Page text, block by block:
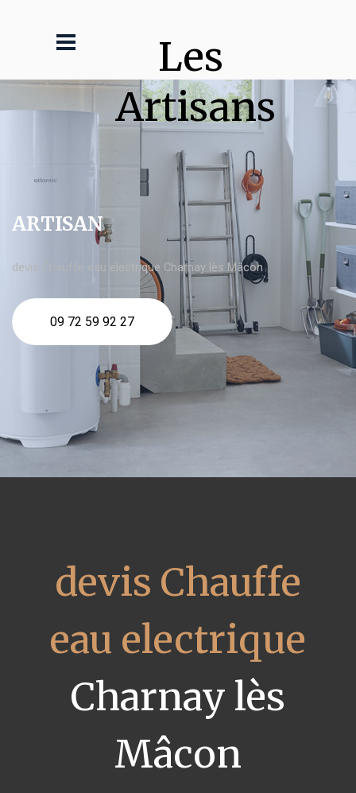
Les
Artisans
ARTISAN
devis Chauffe eau electrique Charnay lès Mâcon
09 72 59 92 27
devis Chauffe
eau electrique
Charnay lès
Mâcon